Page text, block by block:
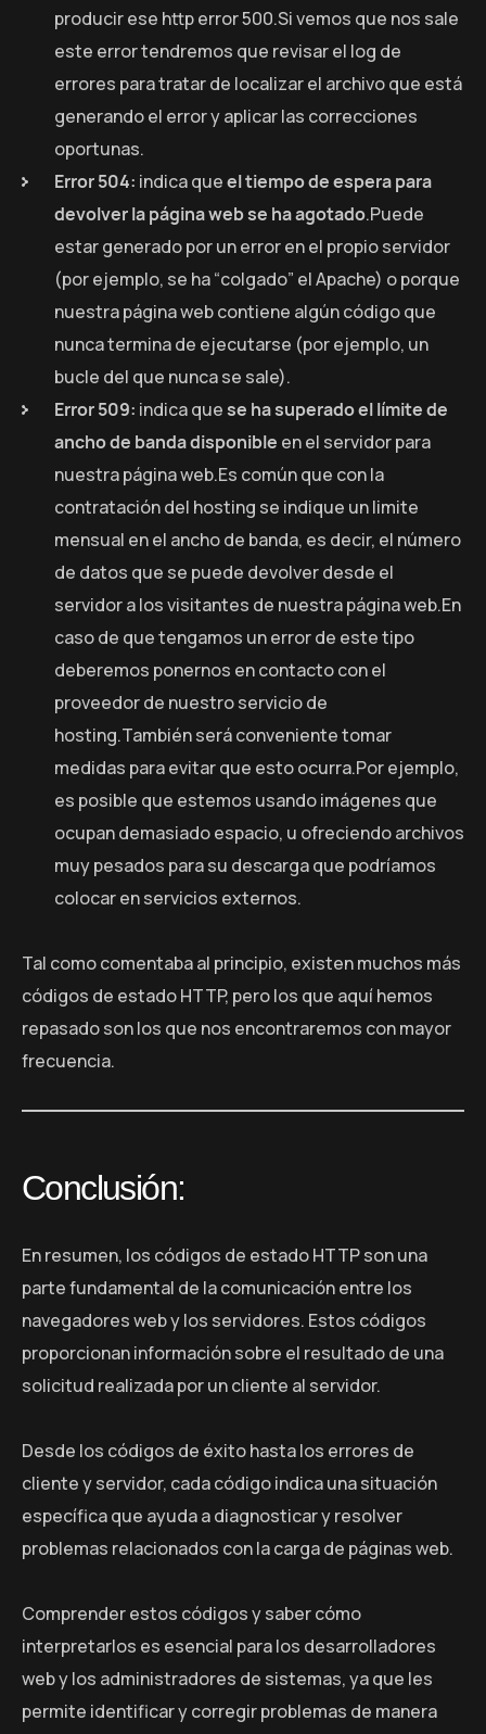
producir ese http error 500.Si vemos que nos sale
este error tendremos que revisar el log de
errores para tratar de localizar el archivo que está
generando el error y aplicar las correcciones
oportunas.
Error 504: indica queel tiempo de espera para
devolver la página web se ha agotado.Puede
estar generado por un error en el propio servidor
(por ejemplo, se ha “colgado” el Apache) o porque
nuestra página web contiene algún código que
nunca termina de ejecutarse (por ejemplo, un
bucle del que nunca se sale).
Error 509: indica quese ha superado el límite de
ancho de banda disponible en el servidor para
nuestra página web.Es común que con la
contratación del hosting se indique un limite
mensual en el ancho de banda, es decir, el número
de datos que se puede devolver desde el
servidor a los visitantes de nuestra página web.En
caso de que tengamos un error de este tipo
deberemos ponernos en contacto con el
proveedor de nuestro servicio de
hosting.También será conveniente tomar
medidas para evitar que esto ocurra.Por ejemplo,
es posible que estemos usando imágenes que
ocupan demasiado espacio, u ofreciendo archivos
muy pesados para su descarga que podríamos
colocar en servicios externos.
Tal como comentaba al principio, existen muchos más
códigos de estado HTTP, pero los que aquí hemos
repasado son los que nos encontraremos con mayor
frecuencia.
Conclusión:
En resumen, los códigos de estado HTTP son una
parte fundamental de la comunicación entre los
navegadores web y los servidores. Estos códigos
proporcionan información sobre el resultado de una
solicitud realizada por un cliente al servidor.
Desde los códigos de éxito hasta los errores de
cliente y servidor, cada código indica una situación
específica que ayuda a diagnosticar y resolver
problemas relacionados con la carga de páginas web.
Comprender estos códigos y saber cómo
interpretarlos es esencial para los desarrolladores
web y los administradores de sistemas, ya que les
permite identificar y corregir problemas de manera